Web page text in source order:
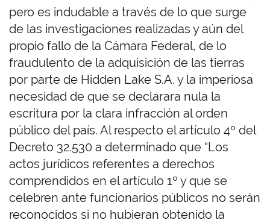
pero es indudable a través de lo que surge
de las investigaciones realizadas y aún del
propio fallo de la Cámara Federal, de lo
fraudulento de la adquisición de las tierras
por parte de Hidden Lake S.A. y la imperiosa
necesidad de que se declarara nula la
escritura por la clara infracción al orden
público del país. Al respecto el artículo 4º del
Decreto 32.530 a determinado que “Los
actos jurídicos referentes a derechos
comprendidos en el artículo 1º y que se
celebren ante funcionarios públicos no serán
reconocidos si no hubieran obtenido la